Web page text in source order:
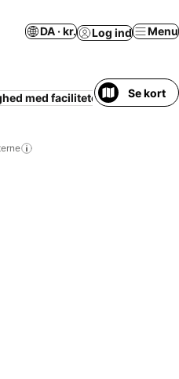
DA · kr. Log ind Menu
med faciliteter Familier Par
Se kort